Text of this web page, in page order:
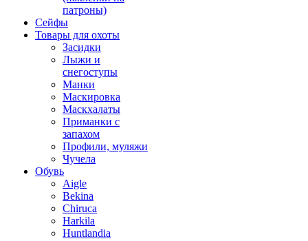
патроны)
Сейфы
Товары для охоты
Засидки
Лыжи и
снегоступы
Манки
Маскировка
Маскхалаты
Приманки с
запахом
Профили, муляжи
Чучела
Обувь
Aigle
Bekina
Chiruсa
Harkila
Huntlandia